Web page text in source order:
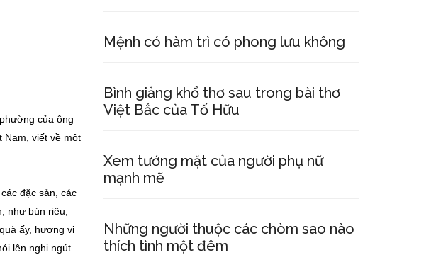
của ông
Nam, viết về một
đặc sản, các
như bún riêu,
ấy, hương vị
lên nghi ngút.
Mệnh có hàm trì có phong lưu không
Bình giảng khổ thơ sau trong bài thơ
Việt Bắc của Tố Hữu
Xem tướng mặt của người phụ nữ
mạnh mẽ
Những người thuộc các chòm sao nào
thích tình một đêm